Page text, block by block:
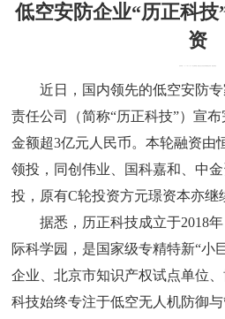
低空安防企业“历正科
资
近日，国内领先的低空安防
责任公司（简称“历正科技”）宣
金额超3亿元人民币。本轮融资由
领投，同创伟业、国科嘉和、中
投，原有C轮投资方元璟资本亦继
据悉，历正科技成立于2018
际科学园，是国家级专精特新“小
企业、北京市知识产权试点单位
科技始终专注于低空无人机防御